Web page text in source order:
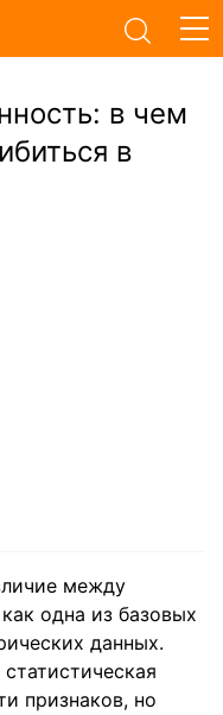
в чем
в
между
одна из базовых
данных.
признаков, но